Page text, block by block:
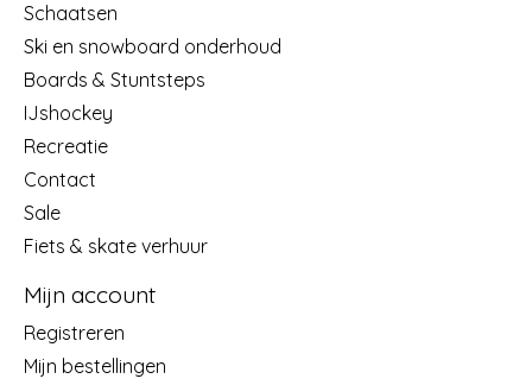
Schaatsen
Ski en snowboard onderhoud
Boards & Stuntsteps
IJshockey
Recreatie
Contact
Sale
Fiets & skate verhuur
Mijn account
Registreren
Mijn bestellingen